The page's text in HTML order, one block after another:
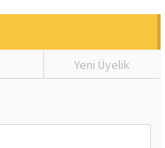
Yeni Üyelik